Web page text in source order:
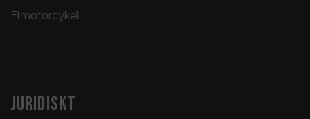
Elmotorcykel
JURIDISKT